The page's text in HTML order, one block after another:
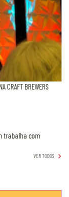
CRAFT BREWERS
trabalha com
VER TODOS